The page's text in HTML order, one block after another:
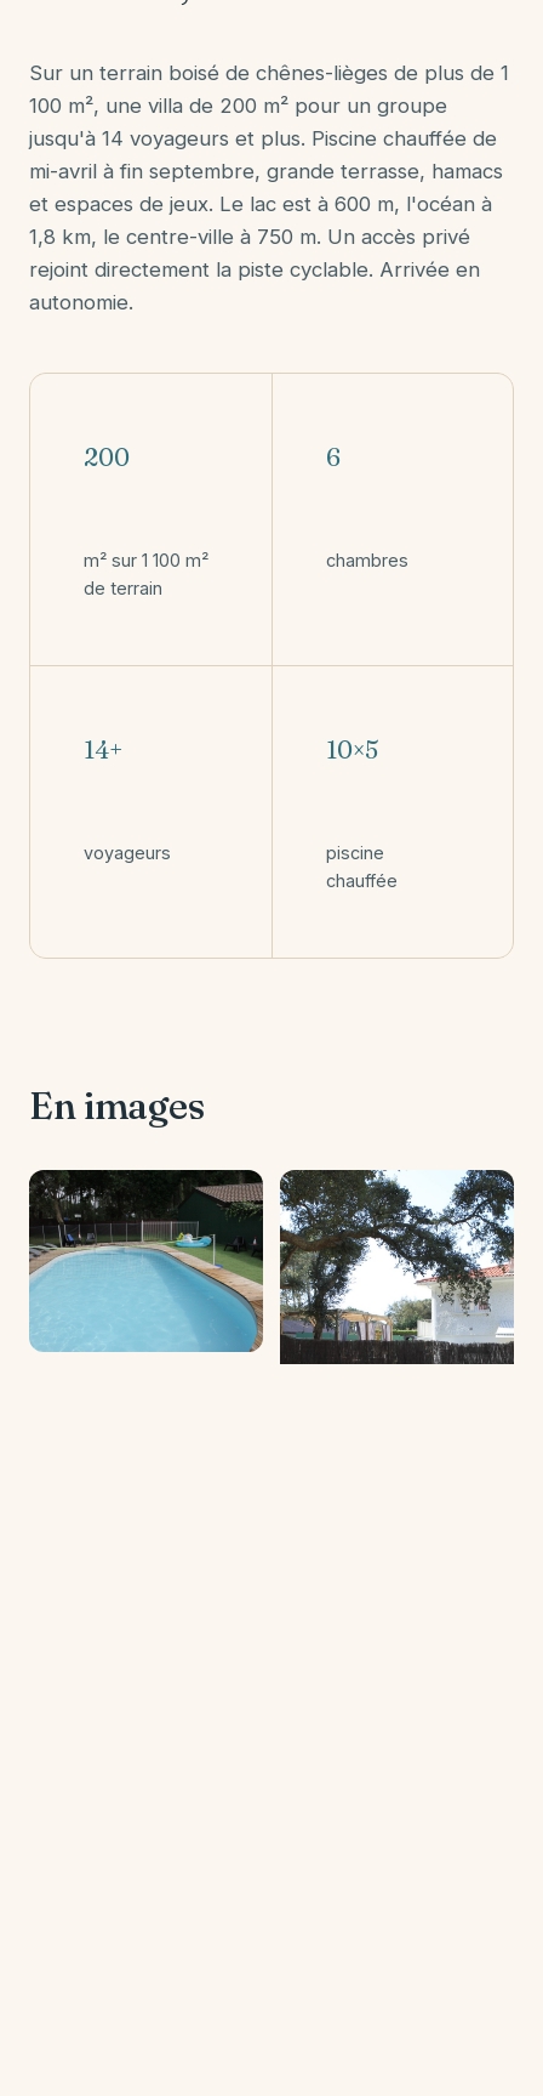
Sur un terrain boisé de chênes-lièges de plus de 1
100 m², une villa de 200 m² pour un groupe
jusqu'à 14 voyageurs et plus. Piscine chauffée de
mi-avril à fin septembre, grande terrasse, hamacs
et espaces de jeux. Le lac est à 600 m, l'océan à
1,8 km, le centre-ville à 750 m. Un accès privé
rejoint directement la piste cyclable. Arrivée en
autonomie.
200
m² sur 1 100 m²
de terrain
6
chambres
14+
voyageurs
10×5
piscine
chauffée
En images